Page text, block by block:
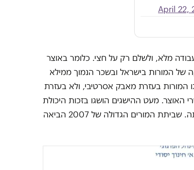
April 22,
מלא, ולשלם רק על חצי. כלומר באוצר
של המורות בישראל ובשכר הנמוך ממילא
המורות בעזרת מאבק אסרטיבי, ולא בעזרת
האוצר. מעט ההישגים הושגו בזכות היכולת
לפעול יחד ולאיים על הממשלה עם שוט השביתה. שביתת המורים הגדולה של 2007 הביאה